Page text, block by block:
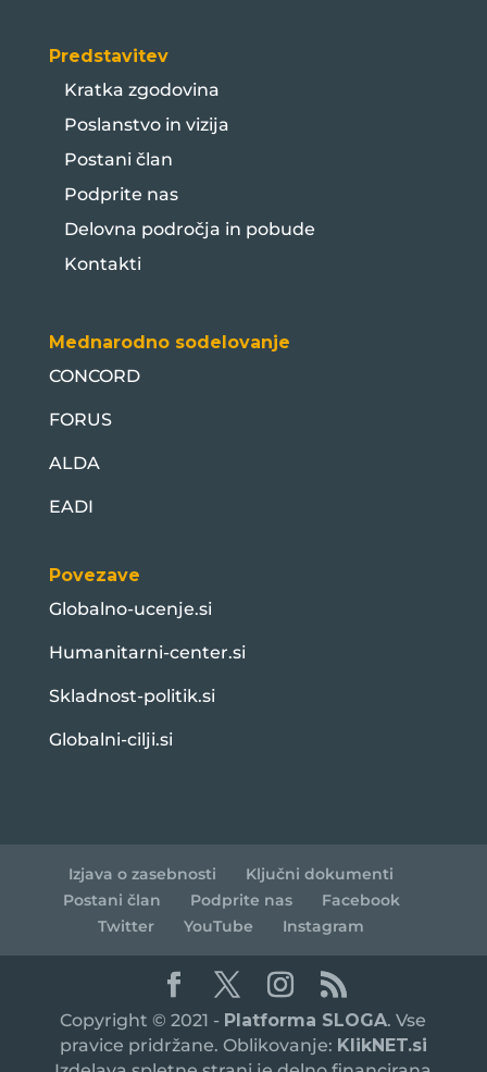
Predstavitev
Kratka zgodovina
Poslanstvo in vizija
Postani član
Podprite nas
Delovna področja in pobude
Kontakti
Mednarodno sodelovanje
CONCORD
FORUS
ALDA
EADI
Povezave
Globalno-ucenje.si
Humanitarni-center.si
Skladnost-politik.si
Globalni-cilji.si
Izjava o zasebnosti
Ključni dokumenti
Postani član
Podprite nas
Facebook
Twitter
YouTube Instagram
Copyright © 2021 - Platforma SLOGA. Vse
pravice pridržane. Oblikovanje: KlikNET.si